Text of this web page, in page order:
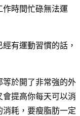
時間忙碌無法運
有運動習慣的話，
等於開了非常強的外
提高你每天可以消
耗，要瘦脂肪一定